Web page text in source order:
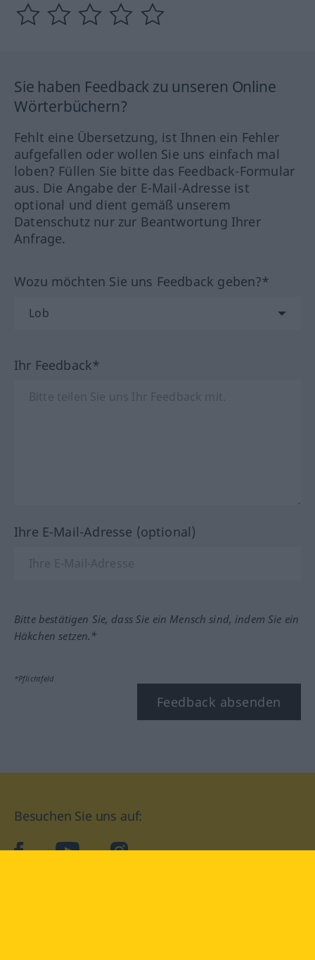
Sie haben Feedback zu unseren Online
Wörterbüchern?
Fehlt eine Übersetzung, ist Ihnen ein Fehler
aufgefallen oder wollen Sie uns einfach mal
loben? Füllen Sie bitte das Feedback-Formular
aus. Die Angabe der E-Mail-Adresse ist
optional und dient gemäß unserem
Datenschutz nur zur Beantwortung Ihrer
Anfrage.
Wozu möchten Sie uns Feedback geben?*
Ihr Feedback*
Ihre E-Mail-Adresse (optional)
Bitte bestätigen Sie, dass Sie ein Mensch sind, indem Sie ein
Häkchen setzen.*
*Pflichtfeld
Feedback absenden
Besuchen Sie uns auf:
facebookYouTube Instagram